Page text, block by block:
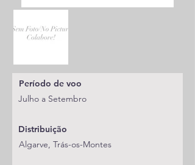
Período de voo
Julho a Setembro
Distribuição
Algarve, Trás-os-Montes